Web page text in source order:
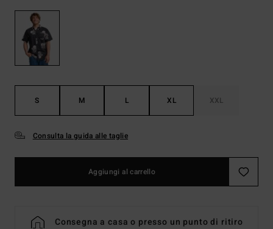
S M L XL XXL
Consulta la guida alle taglie
Aggiungi al carrello
Consegna a casa o presso un punto di ritiro